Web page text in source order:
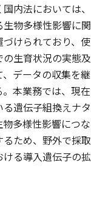
内法においては、
生物多様性影響に関
けられており、使
生育状況の実態及
データの収集を継
本業務では、現在
遺伝子組換えナタ
多様性影響につな
ため、野外で採取
る導入遺伝子の拡